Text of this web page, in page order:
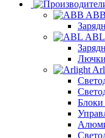
ABB
ABL
Лючки
Блоки